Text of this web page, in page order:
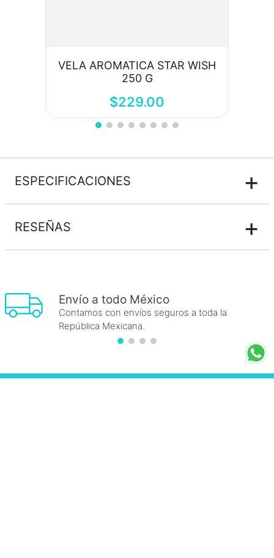
VELA AROMATICA STAR WISH
250 G
$229.00
ESPECIFICACIONES +
RESEÑAS +
Envío a todo México
Contamos con envíos seguros a toda la
República Mexicana.